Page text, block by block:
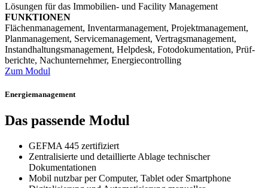
Lösungen für das Immobilien- und Facility Management
FUNKTIONEN
Flächen­­manage­ment, Inventar­­manage­ment, Projekt­­manage­ment,
Plan­­manage­ment, Service­­manage­ment, Vertrags­­manage­ment,
Instand­­haltungs­­manage­ment, Help­desk, Foto­­dokumen­tation, Prüf­­
berichte, Nach­­unternehmer, Energie­­controlling
Zum Modul
Energiemanagement
Das passende Modul
GEFMA 445 zertifiziert
Zentralisierte und detaillierte Ablage technischer
Dokumentationen
Mobil nutzbar per Computer, Tablet oder Smartphone